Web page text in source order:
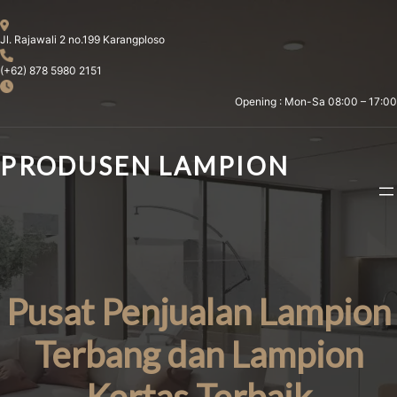
to
content
Jl. Rajawali 2 no.199 Karangploso
(+62) 878 5980 2151
Opening : Mon-Sa 08:00 – 17:00
PRODUSEN LAMPION
Pusat Penjualan Lampion
Terbang dan Lampion